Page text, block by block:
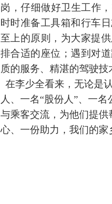
岗，仔细做好卫生工作
时时准备工具箱和行车
至上的原则，为大家提
排合适的座位；遇到对
质的服务、精湛的驾驶
在李少全看来，无论是
人、一名“股份人”、一
与乘客交流，为他们提
心、一份助力，我们的家